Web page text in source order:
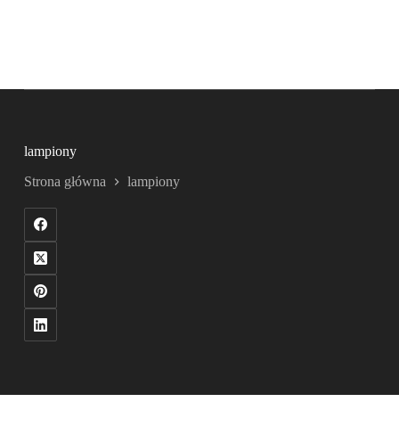
lampiony
Strona główna lampiony